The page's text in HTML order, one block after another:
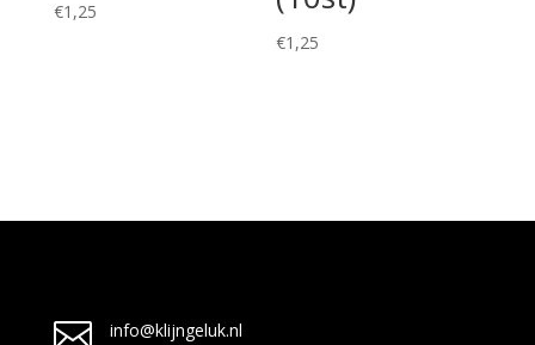
€1,25
€1,25
 info@klijngeluk.nl